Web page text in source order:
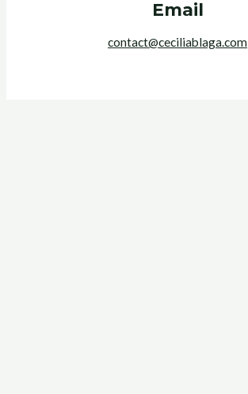
Email
contact@ceciliablaga.com